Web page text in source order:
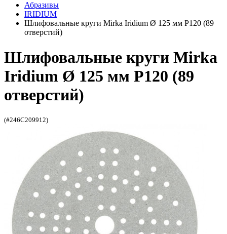
Абразивы
IRIDIUM
Шлифовальные круги Mirka Iridium Ø 125 мм P120 (89
отверстий)
Шлифовальные круги Mirka
Iridium Ø 125 мм P120 (89
отверстий)
(#246C209912)